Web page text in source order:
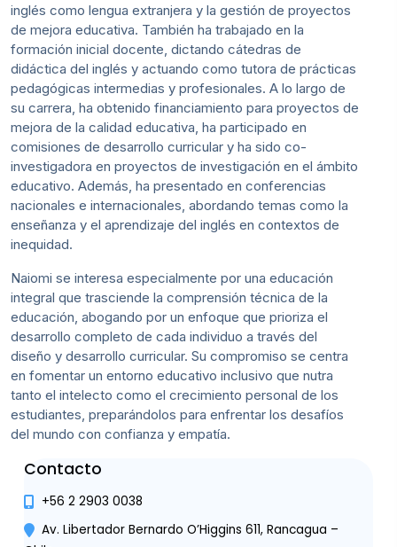
inglés como lengua extranjera y la gestión de proyectos
de mejora educativa. También ha trabajado en la
formación inicial docente, dictando cátedras de
didáctica del inglés y actuando como tutora de prácticas
pedagógicas intermedias y profesionales. A lo largo de
su carrera, ha obtenido financiamiento para proyectos de
mejora de la calidad educativa, ha participado en
comisiones de desarrollo curricular y ha sido co-
investigadora en proyectos de investigación en el ámbito
educativo. Además, ha presentado en conferencias
nacionales e internacionales, abordando temas como la
enseñanza y el aprendizaje del inglés en contextos de
inequidad.
Naiomi se interesa especialmente por una educación
integral que trasciende la comprensión técnica de la
educación, abogando por un enfoque que prioriza el
desarrollo completo de cada individuo a través del
diseño y desarrollo curricular. Su compromiso se centra
en fomentar un entorno educativo inclusivo que nutra
tanto el intelecto como el crecimiento personal de los
estudiantes, preparándolos para enfrentar los desafíos
del mundo con confianza y empatía.
Contacto
+56 2 2903 0038
Av. Libertador Bernardo O’Higgins 611, Rancagua –